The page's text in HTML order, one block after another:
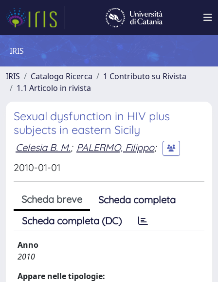
IRIS
IRIS Catalogo Ricerca
1 Contributo su Rivista
1.1 Articolo in rivista
Sexual dysfunction in HIV plus
subjects in eastern Sicily
Celesia B. M.; PALERMO, Filippo;
2010-01-01
Scheda breve
Scheda completa
Scheda completa (DC)
Anno
2010
Appare nelle tipologie: